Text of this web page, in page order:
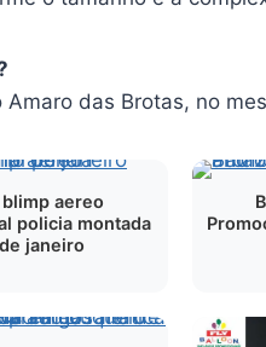
das Brotas, no
blimp aereo
policia montada
janeiro